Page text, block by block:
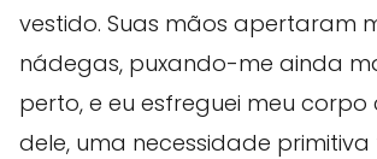
vestido. Suas mãos apertaram
nádegas, puxando-me ainda
perto, e eu esfreguei meu
dele, uma necessidade